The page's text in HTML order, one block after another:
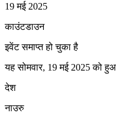
19 मई 2025
काउंटडाउन
इवेंट समाप्त हो चुका है
यह सोमवार, 19 मई 2025 को
देश
नाउरु